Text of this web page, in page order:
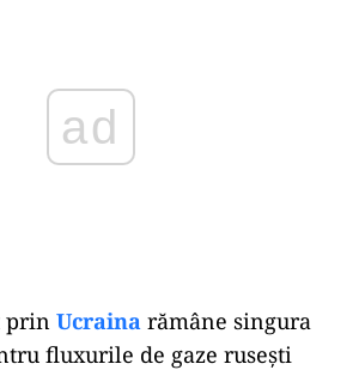
prin Ucraina rămâne singura
fluxurile de gaze rusești